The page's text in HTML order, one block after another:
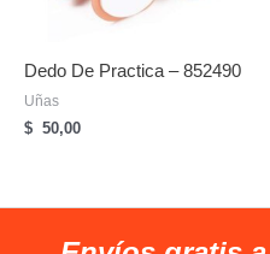
Dedo De Practica – 852490
Uñas
$ 50,00